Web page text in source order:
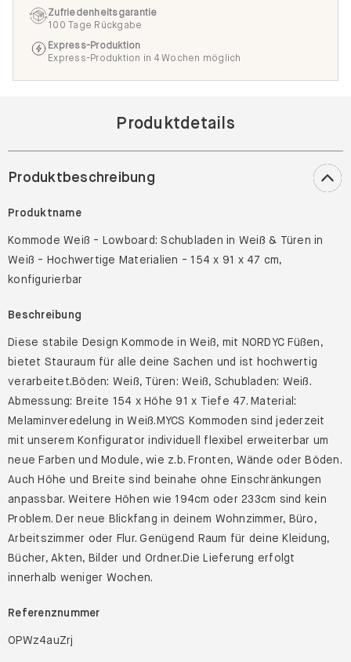
Zufriedenheitsgarantie
100 Tage Rückgabe
Express-Produktion
Express-Produktion in 4 Wochen möglich
Produktdetails
Produktbeschreibung
Produktname
Kommode Weiß - Lowboard: Schubladen in Weiß & Türen in
Weiß - Hochwertige Materialien - 154 x 91 x 47 cm,
konfigurierbar
Beschreibung
Diese stabile Design Kommode in Weiß, mit NORDYC Füßen,
bietet Stauraum für alle deine Sachen und ist hochwertig
verarbeitet.Böden: Weiß, Türen: Weiß, Schubladen: Weiß.
Abmessung: Breite 154 x Höhe 91 x Tiefe 47. Material:
Melaminveredelung in Weiß.MYCS Kommoden sind jederzeit
mit unserem Konfigurator individuell flexibel erweiterbar um
neue Farben und Module, wie z.b. Fronten, Wände oder Böden.
Auch Höhe und Breite sind beinahe ohne Einschränkungen
anpassbar. Weitere Höhen wie 194cm oder 233cm sind kein
Problem. Der neue Blickfang in deinem Wohnzimmer, Büro,
Arbeitszimmer oder Flur. Genügend Raum für deine Kleidung,
Bücher, Akten, Bilder und Ordner.Die Lieferung erfolgt
innerhalb weniger Wochen.
Referenznummer
OPWz4auZrj